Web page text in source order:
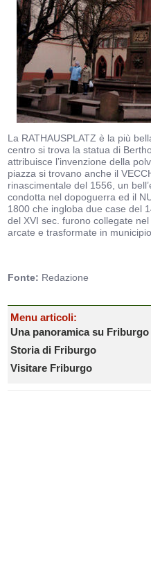
La RATHAUSPLATZ è la più
centro si trova la statua di
attribuisce l’invenzione della
piazza si trovano anche il
rinascimentale del 1556, un
condotta nel dopoguerra ed il
1800 che ingloba due case del
del XVI sec. furono collegate
arcate e trasformate in municipio.
Fonte: Redazione
Menu articoli:
Una panoramica su
Storia di Friburgo
Visitare Friburgo